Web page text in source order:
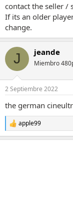
contact the seller /
If its an older
change.
J jeande
Miembro
2 Septiembre 2022
the german
R
e
a
apple99